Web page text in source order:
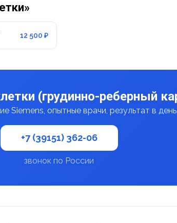
12 500 ₽
(грудинно-реберный
Siemens, опытные врачи, результат в
+7 (39151) 362-06
звонок по России